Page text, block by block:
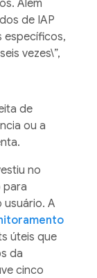
Além
de IAP
específicos,
vezes\”,
de
ou a
no
para
usuário. A
úteis que
da
cinco